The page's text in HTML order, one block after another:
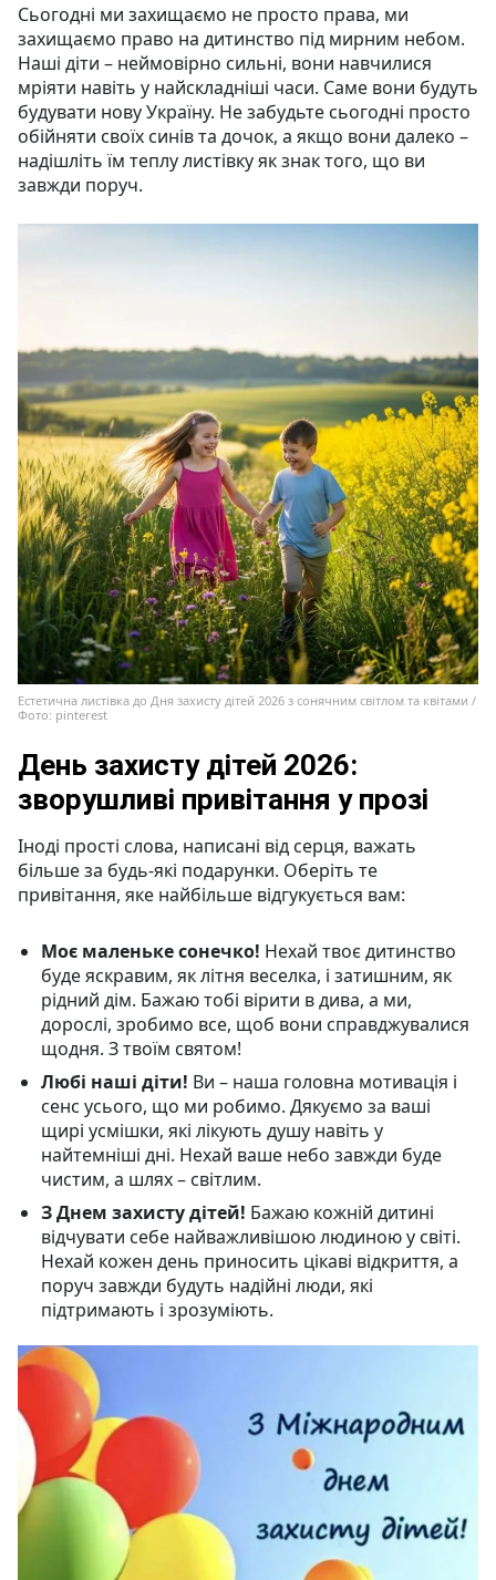
Сьогодні ми захищаємо не просто права, ми
захищаємо право на дитинство під мирним небом.
Наші діти – неймовірно сильні, вони навчилися
мріяти навіть у найскладніші часи. Саме вони будуть
будувати нову Україну. Не забудьте сьогодні просто
обійняти своїх синів та дочок, а якщо вони далеко –
надішліть їм теплу листівку як знак того, що ви
завжди поруч.
Естетична листівка до Дня захисту дітей 2026 з сонячним світлом та квітами /
Фото: pinterest
День захисту дітей 2026:
зворушливі привітання у прозі
Іноді прості слова, написані від серця, важать
більше за будь-які подарунки. Оберіть те
привітання, яке найбільше відгукується вам:
Моє маленьке сонечко! Нехай твоє дитинство
буде яскравим, як літня веселка, і затишним, як
рідний дім. Бажаю тобі вірити в дива, а ми,
дорослі, зробимо все, щоб вони справджувалися
щодня. З твоїм святом!
Любі наші діти! Ви – наша головна мотивація і
сенс усього, що ми робимо. Дякуємо за ваші
щирі усмішки, які лікують душу навіть у
найтемніші дні. Нехай ваше небо завжди буде
чистим, а шлях – світлим.
З Днем захисту дітей! Бажаю кожній дитині
відчувати себе найважливішою людиною у світі.
Нехай кожен день приносить цікаві відкриття, а
поруч завжди будуть надійні люди, які
підтримають і зрозуміють.